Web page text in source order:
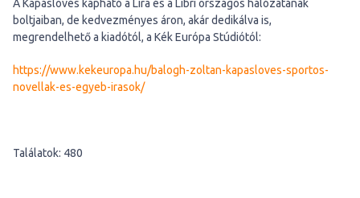
A Kapáslövés kapható a Líra és a Libri országos hálózatának
boltjaiban, de kedvezményes áron, akár dedikálva is,
megrendelhető a kiadótól, a Kék Európa Stúdiótól:
https://www.kekeuropa.hu/balogh-zoltan-kapasloves-sportos-
novellak-es-egyeb-irasok/
Találatok: 480